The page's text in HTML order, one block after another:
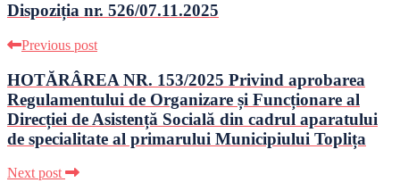
Dispoziția nr. 526/07.11.2025
Previous post
HOTĂRÂREA NR. 153/2025 Privind aprobarea
Regulamentului de Organizare și Funcționare al
Direcției de Asistență Socială din cadrul aparatului
de specialitate al primarului Municipiului Toplița
Next post